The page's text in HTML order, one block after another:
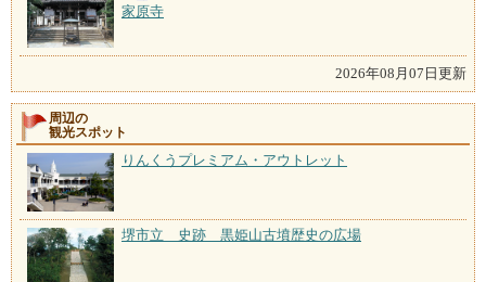
家原寺
2026年08月07日更新
周辺の
観光スポット
りんくうプレミアム・アウトレット
堺市立 史跡 黒姫山古墳歴史の広場